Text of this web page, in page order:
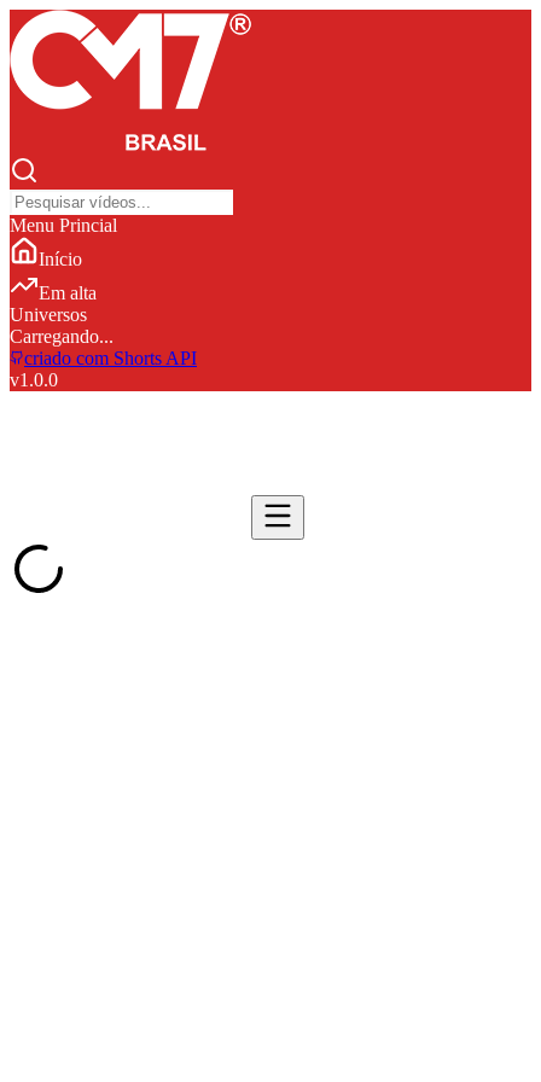
Menu Princial
Início
Em alta
Universos
Carregando...
criado com Shorts API
v1.0.0